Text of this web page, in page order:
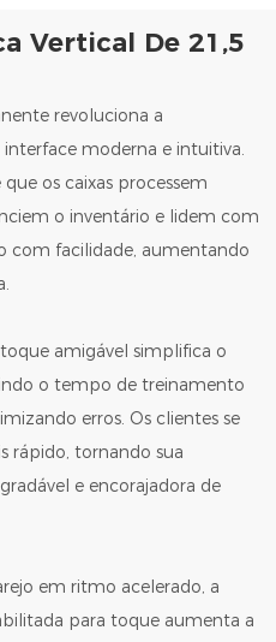
Vertical De 21,5
revoluciona a
moderna e intuitiva.
os caixas processem
o inventário e lidem com
com facilidade, aumentando
amigável simplifica o
o tempo de treinamento
erros. Os clientes se
rápido, tornando sua
e encorajadora de
em ritmo acelerado, a
para toque aumenta a